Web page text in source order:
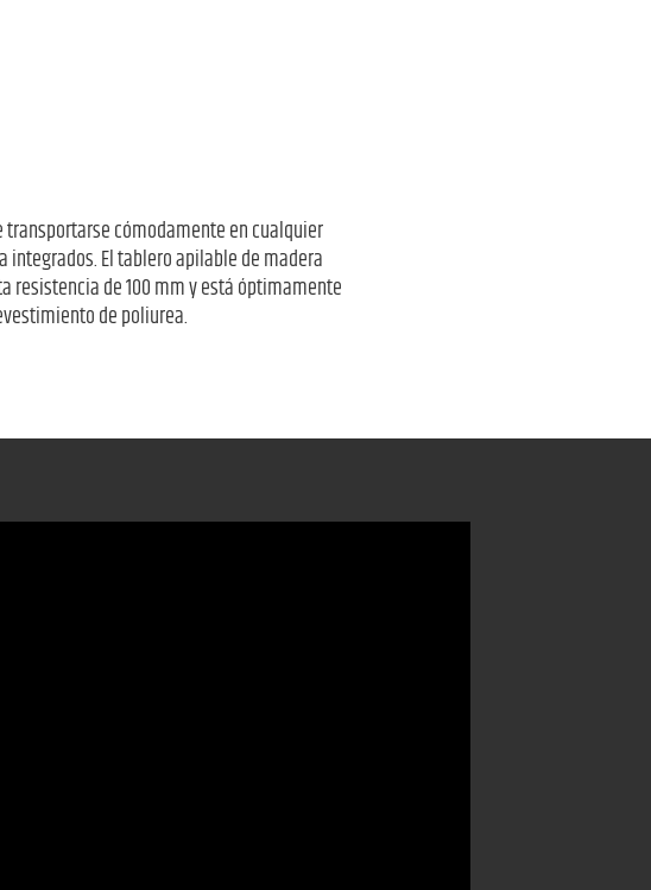
transportarse cómodamente en cualquier
integrados. El tablero apilable de madera
resistencia de 100 mm y está óptimamente
de poliurea.